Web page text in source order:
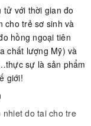
tử với thời gian đo
cho trẻ sơ sinh và
hồng ngoại tiên
chất lượng Mỹ) và
sự là sản phẩm
giới!